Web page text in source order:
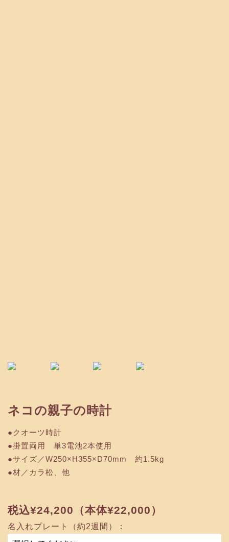
ネコの親子の時計
●クオーツ時計
●掛置両用 単3電池2本使用
●サイズ／W250×H355×D70mm 約1.5kg
●材／カラ松、他
税込¥24,200（本体¥22,000）
名入れプレート（約2週間）：